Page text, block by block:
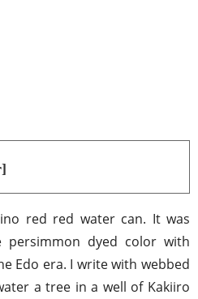
red red water can. It was
persimmon dyed color with
Edo era. I write with webbed
a tree in a well of Kakiiro